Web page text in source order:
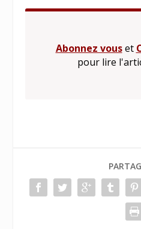
Abonnez vouset
pour lire